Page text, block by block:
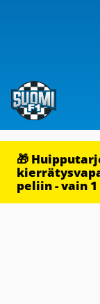
🎁
peliin - vain